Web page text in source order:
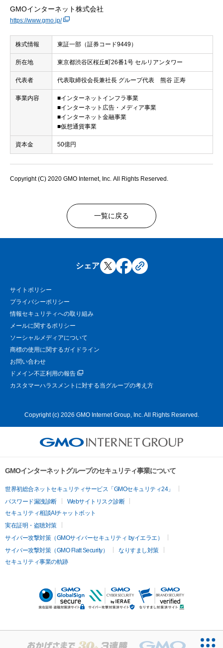
GMOインターネット株式会社
https://www.gmo.jp/
株式情報 東証一部（証券コード9449）
所在地 東京都渋谷区桜丘町26番1号 セルリアンタワー
代表者 代表取締役会長兼社長 グループ代表 熊谷 正寿
事業内容
■インターネットインフラ事業
■インターネット広告・メディア事業
■インターネット金融事業
■仮想通貨事業
資本金 50億円
Copyright (C) 2020 GMO Internet, Inc. All Rights Reserved.
一覧に戻る
シェア
サイトポリシー
プライバシーポリシー
情報セキュリティへの取り組み
メールに関するポリシー
ソーシャルメディアについて
商標の使用に関するガイドライン
お問い合わせ
ドメイン不正利用の報告
カスタマーハラスメントに対する当グループの考え方
Copyright (c) 2026 GMO Internet Group, Inc. All Rights Reserved.
GMOインターネットグループのセキュリティ事業について
世界初総合ネットセキュリティサービス「GMOセキュリティ24」
パスワード漏洩診断
Webサイトリスク診断
セキュリティ相談AIチャットボット
実在証明・盗聴対策
サイバー攻撃対策（GMOサイバーセキュリティ byイエラエ）
サイバー攻撃対策（GMO Flatt Security）
なりすまし対策
セキュリティ事業の軌跡